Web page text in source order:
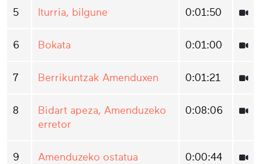
5 Iturria, bilgune 0:01:50
6 Bokata 0:01:00
7 Berrikuntzak Amenduxen 0:01:21
8
Bidart apeza, Amenduzeko
erretor
0:08:06
9 Amenduzeko ostatua 0:00:44